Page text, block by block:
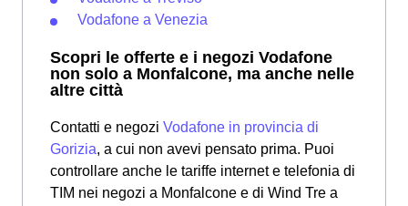
Vodafone a Venezia
Scopri le offerte e i negozi Vodafone
non solo a Monfalcone, ma anche nelle
altre città
Contatti e negozi Vodafone in provincia di
Gorizia, a cui non avevi pensato prima. Puoi
controllare anche le tariffe internet e telefonia di
TIM nei negozi a Monfalcone e di Wind Tre a